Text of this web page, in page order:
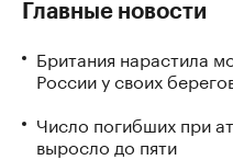
Главные новости
Британия нарастила
России у своих
Число погибших при
выросло до пяти